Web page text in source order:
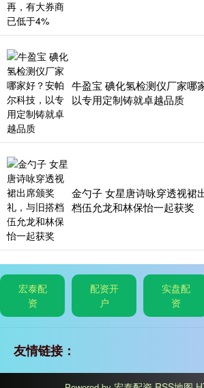
牛盈宝 碘化氢检测仪厂家哪
以专用定制铸就卓越品质
金勺子 女星唐诗咏穿透视裙
档伍允龙和林保怡一起获奖
宏泰配
资
配资开
户
实盘配
资
友情链接：